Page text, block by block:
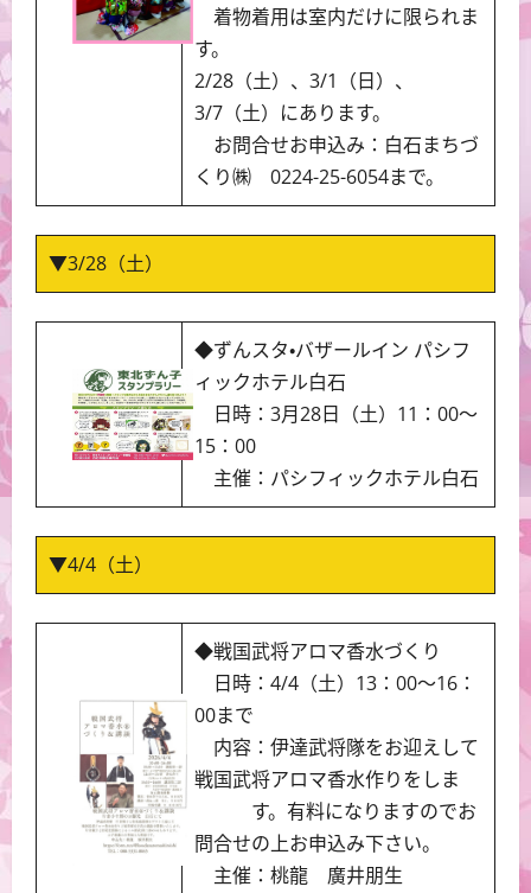
着物着用は室内だけに限られま
す。
2/28（土）、3/1（日）、
3/7（土）にあります。
お問合せお申込み：白石まちづ
くり㈱ 0224-25-6054まで。
▼3/28（土）
◆ずんスタ・バザールイン パシフ
ィックホテル白石
日時：3月28日（土）11：00～
15：00
主催：パシフィックホテル白石
▼4/4（土）
◆戦国武将アロマ香水づくり
日時：4/4（土）13：00～16：
00まで
内容：伊達武将隊をお迎えして
戦国武将アロマ香水作りをしま
す。有料になりますのでお
問合せの上お申込み下さい。
主催：桃龍 廣井朋生